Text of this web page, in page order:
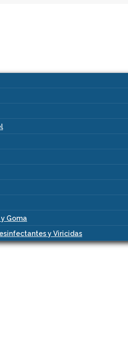
Goma
y Viricidas